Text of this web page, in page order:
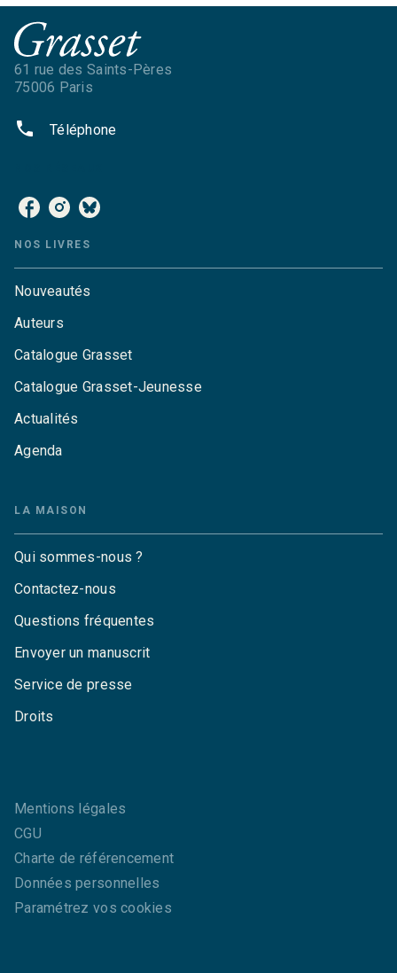
61 rue des Saints-Pères
75006 Paris
phone Téléphone
NOS LIVRES
Nouveautés
Auteurs
Catalogue Grasset
Catalogue Grasset-Jeunesse
Actualités
Agenda
LA MAISON
Qui sommes-nous ?
Contactez-nous
Questions fréquentes
Envoyer un manuscrit
Service de presse
Droits
Mentions légales
CGU
Charte de référencement
Données personnelles
Paramétrez vos cookies